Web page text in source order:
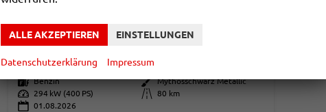
866190
Kraftstoff Benzin Außenfarbe Mythosschwarz Metallic
Leistung
294 kW (400 PS) Kilometerstand
80 km
01.08.2026
ALLE AKZEPTIEREN EINSTELLUNGEN
Datenschutzerklärung Impressum